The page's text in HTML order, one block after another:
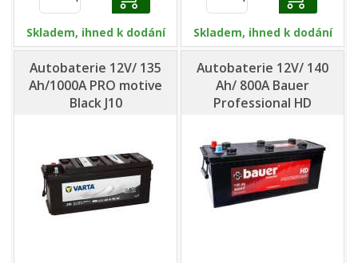
Skladem, ihned k dodání Skladem, ihned k dodání
Autobaterie 12V/ 135
Ah/1000A PRO motive
Black J10
Autobaterie 12V/ 140
Ah/ 800A Bauer
Professional HD